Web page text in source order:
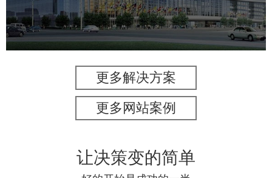
专业服务 网站建设 网站设计
更多解决方案
更多网站案例
让决策变的简单